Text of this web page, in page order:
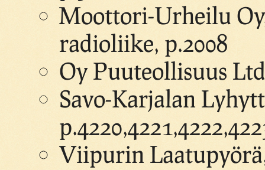
Moottori-Urheilu
radioliike, p.2008
Oy Puuteollisuus
Savo-Karjalan
Viipurin